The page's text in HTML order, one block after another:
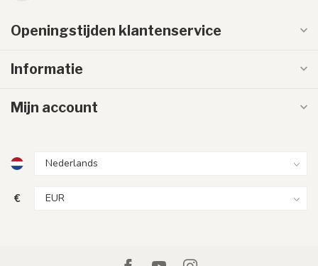
Openingstijden klantenservice
Informatie
Mijn account
€